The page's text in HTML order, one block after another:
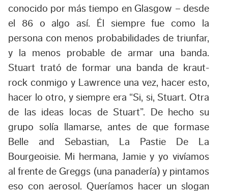
conocido por más tiempo en Glasgow – desde
el 86 o algo así. Él siempre fue como la
persona con menos probabilidades de triunfar,
y la menos probable de armar una banda.
Stuart trató de formar una banda de kraut-
rock conmigo y Lawrence una vez, hacer esto,
hacer lo otro, y siempre era “Si, si, Stuart. Otra
de las ideas locas de Stuart”. De hecho su
grupo solía llamarse, antes de que formase
Belle and Sebastian, La Pastie De La
Bourgeoisie. Mi hermana, Jamie y yo vivíamos
al frente de Greggs (una panadería) y pintamos
eso con aerosol. Queríamos hacer un slogan